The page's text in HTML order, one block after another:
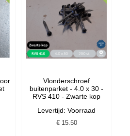
Vlonderschroef
buitenparket - 4.0 x 30 -
RVS 410 - Zwarte kop
Levertijd: Voorraad
€ 15.50